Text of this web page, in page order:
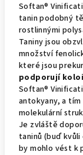
Softan®
tanin podobný
rostlinnými
Taniny jsou
množství
které jsou
podporují
Softan®
antokyany, a
molekulární
Je zvláště
taninů (buď
by mohlo vést k